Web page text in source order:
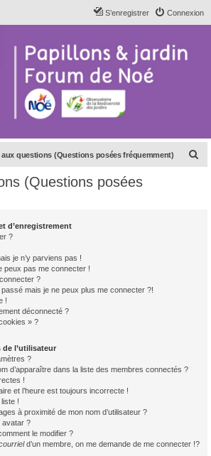
Connexion
S’enregistrer
aux questions (Questions posées fréquemment)
(Questions posées
d’enregistrement
?
je n’y parviens pas !
peux pas me connecter !
?
mais je ne peux plus me connecter ?!
!
déconnecté ?
» ?
de l’utilisateur
?
d’apparaître dans la liste des membres connectés ?
!
et l’heure est toujours incorrecte !
!
à proximité de mon nom d’utilisateur ?
avatar ?
le modifier ?
d’un membre, on me demande de me connecter !?